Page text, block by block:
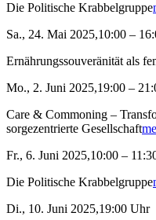
Die Politische Krabbelgruppe
Sa., 24. Mai 2025,10:00 –
Ernährungssouveränität als
Mo., 2. Juni 2025,19:00 –
Care & Commoning –
sorgezentrierte Gesellschaft
Fr., 6. Juni 2025,10:00 –
Die Politische Krabbelgruppe
Di., 10. Juni 2025,19:00 Uhr